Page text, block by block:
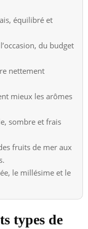
équilibré et
du budget
nettement
mieux les arômes
sombre et frais
fruits de mer aux
le millésime et le
types de